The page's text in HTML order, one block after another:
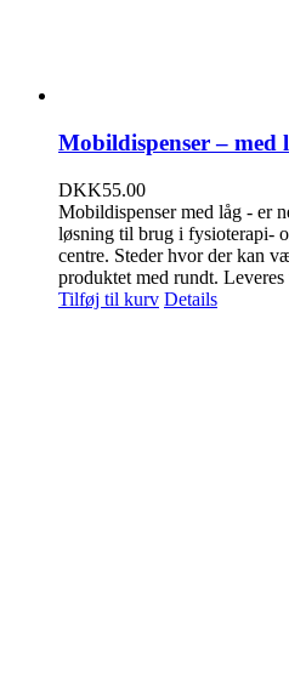
Mobildispenser – med
DKK55.00
Mobildispenser med låg - er
løsning til brug i fysioterapi-
centre. Steder hvor der kan
produktet med rundt.
Tilføj til kurv Details